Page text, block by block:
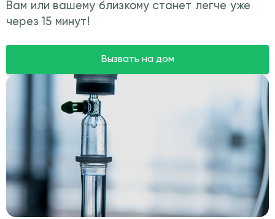
Вам или вашему близкому станет легче уже
через 15 минут!
Вызвать на дом